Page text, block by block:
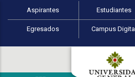
Pasar al contenido principal
Perfiles de usuario
Aspirantes Estudiantes
Egresados Campus Digital